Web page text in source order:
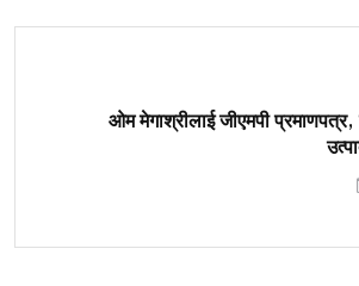
ओम मेगाश्रीलाई जीएमपी